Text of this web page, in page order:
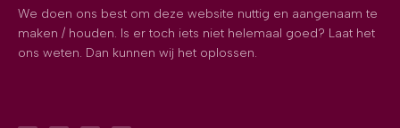
We doen ons best om deze website nuttig en aangenaam te
maken / houden. Is er toch iets niet helemaal goed? Laat het
ons weten. Dan kunnen wij het oplossen.